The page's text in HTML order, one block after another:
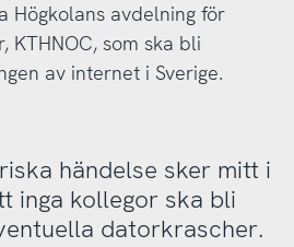
Högkolans avdelning för
KTHNOC, som ska bli
av internet i Sverige.
händelse sker mitt i
inga kollegor ska bli
datorkrascher.